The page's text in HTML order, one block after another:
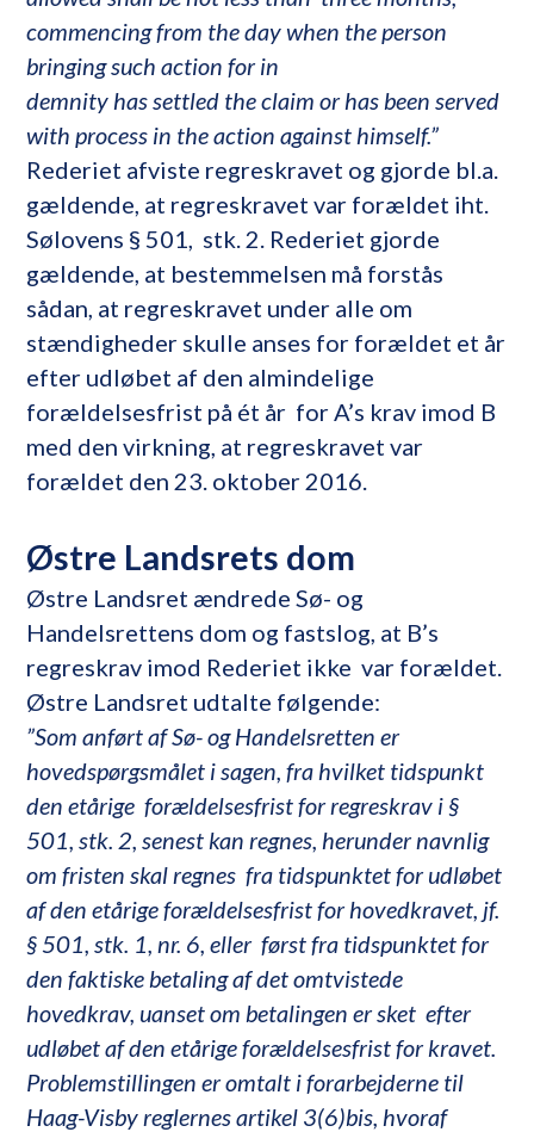
commencing from the day when the person
bringing such action for in
demnity has settled the claim or has been served
with process in the action against himself.”
Rederiet afviste regreskravet og gjorde bl.a.
gældende, at regreskravet var forældet iht.
Sølovens § 501, stk. 2. Rederiet gjorde
gældende, at bestemmelsen må forstås
sådan, at regreskravet under alle om
stændigheder skulle anses for forældet et år
efter udløbet af den almindelige
forældelsesfrist på ét år for A’s krav imod B
med den virkning, at regreskravet var
forældet den 23. oktober 2016.
Østre Landsrets dom
Østre Landsret ændrede Sø- og
Handelsrettens dom og fastslog, at B’s
regreskrav imod Rederiet ikke var forældet.
Østre Landsret udtalte følgende:
”Som anført af Sø- og Handelsretten er
hovedspørgsmålet i sagen, fra hvilket tidspunkt
den etårige forældelsesfrist for regreskrav i §
501, stk. 2, senest kan regnes, herunder navnlig
om fristen skal regnes fra tidspunktet for udløbet
af den etårige forældelsesfrist for hovedkravet, jf.
§ 501, stk. 1, nr. 6, eller først fra tidspunktet for
den faktiske betaling af det omtvistede
hovedkrav, uanset om betalingen er sket efter
udløbet af den etårige forældelsesfrist for kravet.
Problemstillingen er omtalt i forarbejderne til
Haag-Visby reglernes artikel 3(6)bis, hvoraf